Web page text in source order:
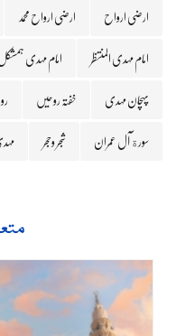
ارضی ارواح ارضی ارواح محمد
امام مہدی المنتظر
امام مہدی
پہچان مہدی
خفتہ روحیں
سورة آل عمران
شجر وحجر